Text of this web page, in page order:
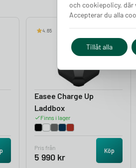
4.65
Easee Charge Up
Laddbox
Finns i lager
Pris från
5 990 kr
Köp
och cookiepolicy,
Accepterar du alla
Tillåt alla